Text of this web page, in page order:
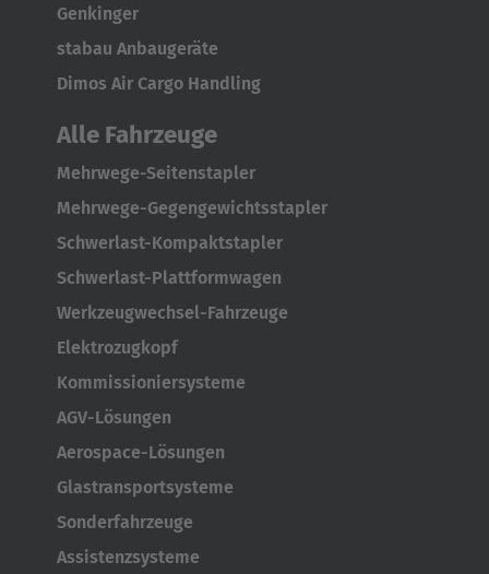
English
Japan
Türkiye
Türkçe
Genkinger
stabau Anbaugeräte
Dimos Air Cargo Handling
Alle Fahrzeuge
Mehrwege-Seitenstapler
Mehrwege-Gegengewichtsstapler
Schwerlast-Kompaktstapler
Schwerlast-Plattformwagen
Werkzeugwechsel-Fahrzeuge
Elektrozugkopf
Kommissioniersysteme
AGV-Lösungen
Aerospace-Lösungen
Glastransportsysteme
Sonderfahrzeuge
Assistenzsysteme